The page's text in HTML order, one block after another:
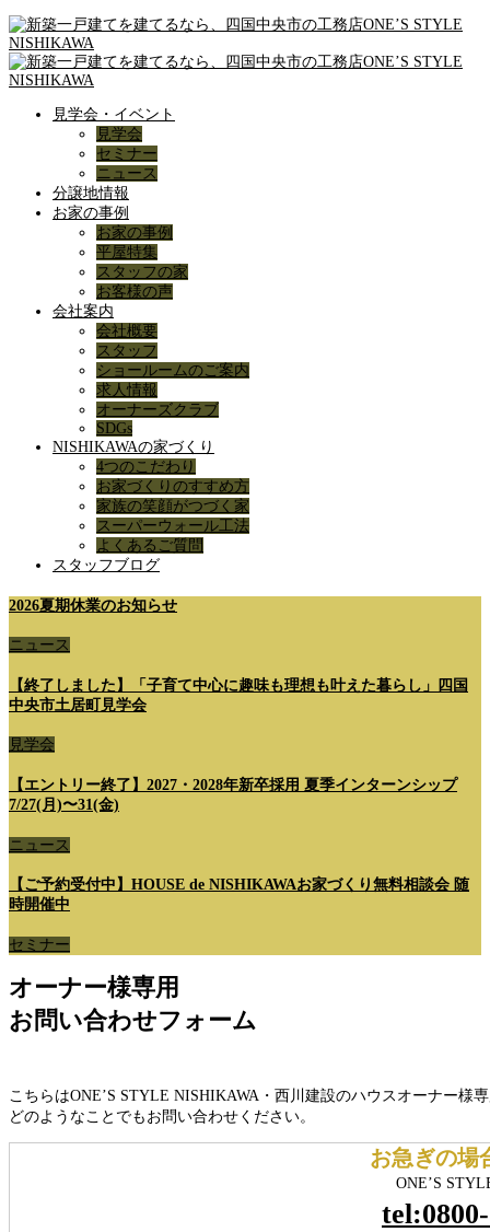
見学会・イベント
見学会
セミナー
ニュース
分譲地情報
お家の事例
お家の事例
平屋特集
スタッフの家
お客様の声
会社案内
会社概要
スタッフ
ショールームのご案内
求人情報
オーナーズクラブ
SDGs
NISHIKAWAの家づくり
4つのこだわり
お家づくりのすすめ方
家族の笑顔がつづく家
スーパーウォール工法
よくあるご質問
スタッフブログ
2026夏期休業のお知らせ
ニュース
【終了しました】「子育て中心に趣味も理想も叶えた暮らし」四国
中央市土居町見学会
見学会
【エントリー終了】2027・2028年新卒採用 夏季インターンシップ
7/27(月)〜31(金)
ニュース
【ご予約受付中】HOUSE de NISHIKAWAお家づくり無料相談会 随
時開催中
セミナー
オーナー様専用
お問い合わせフォーム
こちらはONE’S STYLE NISHIKAWA・西川建設のハウスオーナー様
どのようなことでもお問い合わせください。
お急ぎの場
ONE’S